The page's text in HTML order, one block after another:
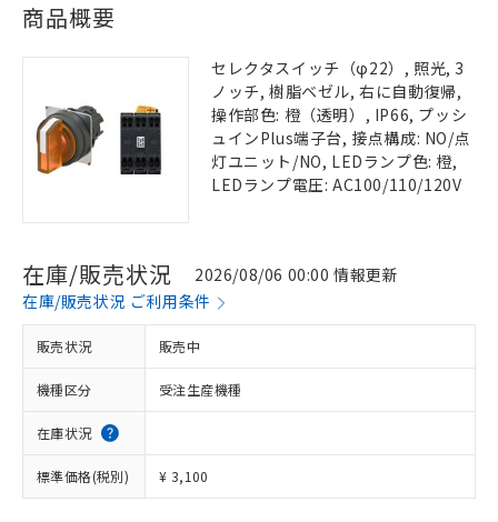
商品概要
セレクタスイッチ（φ22）, 照光, 3
ノッチ, 樹脂ベゼル, 右に自動復帰,
操作部色: 橙（透明）, IP66, プッシ
ュインPlus端子台, 接点構成: NO/点
灯ユニット/NO, LEDランプ色: 橙,
LEDランプ電圧: AC100/110/120V
在庫/販売状況
2026/08/06 00:00 情報更新
在庫/販売状況 ご利用条件
販売状況 販売中
機種区分 受注生産機種
在庫状況
標準価格(税別) ¥ 3,100